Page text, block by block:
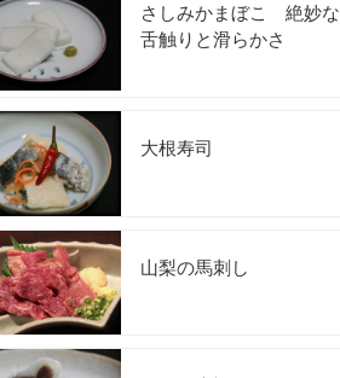
さしみかまぼこ 絶妙な
舌触りと滑らかさ
大根寿司
山梨の馬刺し